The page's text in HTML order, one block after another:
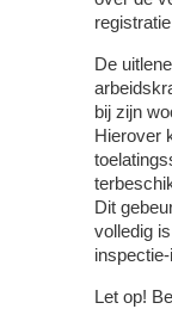
De
bij zijn
Hierover
Dit
volledig
Let op!